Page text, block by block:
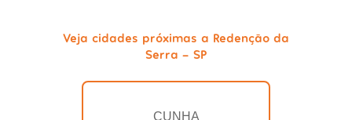
Veja cidades próximas a Redenção da
Serra - SP
CUNHA